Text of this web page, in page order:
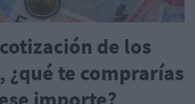
de los
¿qué te comprarías